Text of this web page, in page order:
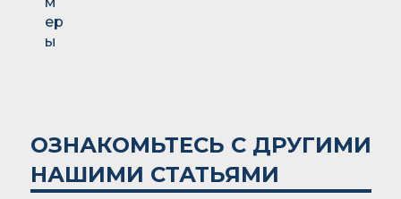
ОЗНАКОМЬТЕСЬ С ДРУГИМИ
НАШИМИ СТАТЬЯМИ